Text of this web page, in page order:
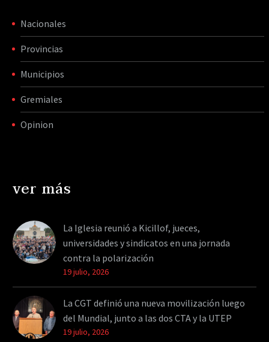
Nacionales
Provincias
Municipios
Gremiales
Opinion
ver más
La Iglesia reunió a Kicillof, jueces,
universidades y sindicatos en una jornada
contra la polarización
19 julio, 2026
La CGT definió una nueva movilización luego
del Mundial, junto a las dos CTA y la UTEP
19 julio, 2026